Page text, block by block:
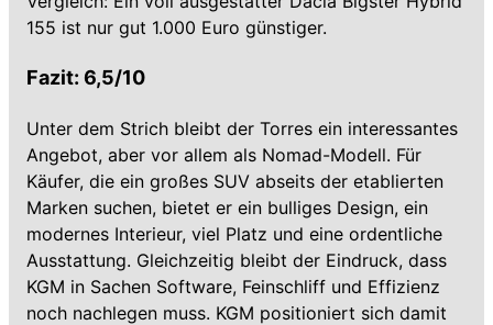
155 ist nur gut 1.000 Euro günstiger.
Fazit: 6,5/10
Unter dem Strich bleibt der Torres ein interessantes
Angebot, aber vor allem als Nomad-Modell. Für
Käufer, die ein großes SUV abseits der etablierten
Marken suchen, bietet er ein bulliges Design, ein
modernes Interieur, viel Platz und eine ordentliche
Ausstattung. Gleichzeitig bleibt der Eindruck, dass
KGM in Sachen Software, Feinschliff und Effizienz
noch nachlegen muss. KGM positioniert sich damit